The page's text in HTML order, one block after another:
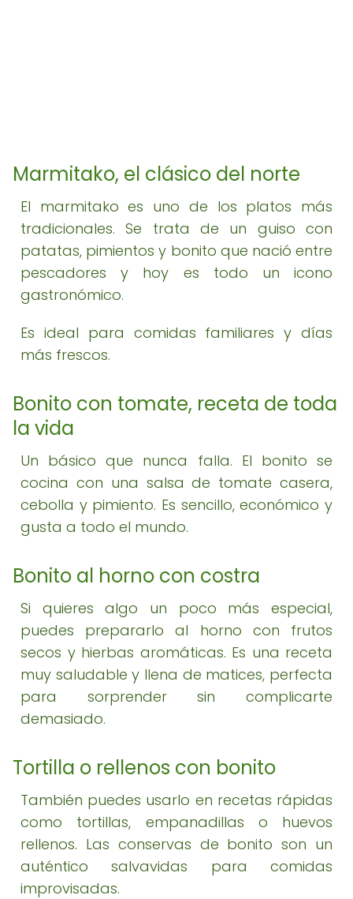
Marmitako, el clásico del norte
El marmitako es uno de los platos más
tradicionales. Se trata de un guiso con
patatas, pimientos y bonito que nació entre
pescadores y hoy es todo un icono
gastronómico.
Es ideal para comidas familiares y días
más frescos.
Bonito con tomate, receta de toda
la vida
Un básico que nunca falla. El bonito se
cocina con una salsa de tomate casera,
cebolla y pimiento. Es sencillo, económico y
gusta a todo el mundo.
Bonito al horno con costra
Si quieres algo un poco más especial,
puedes prepararlo al horno con frutos
secos y hierbas aromáticas. Es una receta
muy saludable y llena de matices, perfecta
para sorprender sin complicarte
demasiado.
Tortilla o rellenos con bonito
También puedes usarlo en recetas rápidas
como tortillas, empanadillas o huevos
rellenos. Las conservas de bonito son un
auténtico salvavidas para comidas
improvisadas.